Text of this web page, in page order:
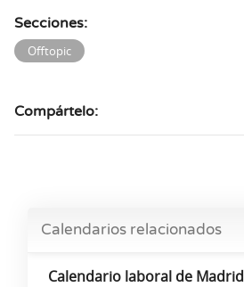
Secciones:
Offtopic
Compártelo:
Calendarios relacionados
Calendario laboral de Madrid